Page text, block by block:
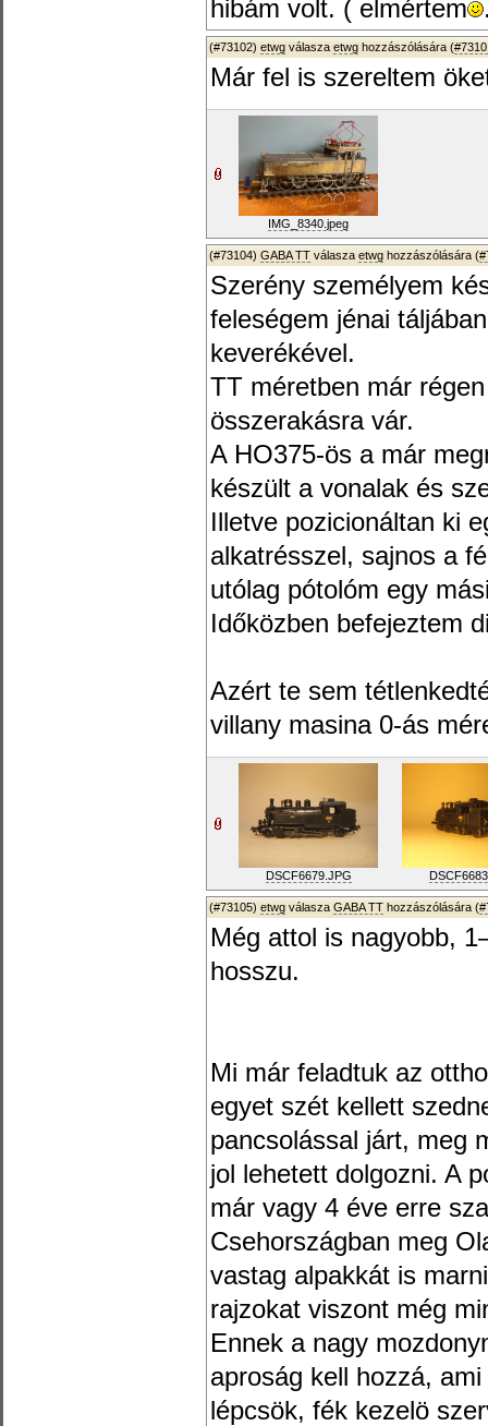
hibám volt. ( elmértem
(#73102) etwg válasza etwg hozzászólására (
Már fel is szereltem
IMG_8340.jpeg
(#73104) GABA TT válasza etwg hozzászólására (
Szerény személyem
feleségem jénai
keverékével.
TT méretben már
összerakásra vár.
A HO375-ös a már
készült a vonalak és
Illetve pozicionáltan ki
alkatrésszel, sajnos a
utólag pótolóm egy
Időközben befejeztem
Azért te sem
villany masina 0-ás
DSCF6679.JPG
(#73105) etwg válasza GABA TT hozzászólására (
Még attol is nagyobb,
hosszu.
Mi már feladtuk az
egyet szét kellett
pancsolással járt, meg
jol lehetett dolgozni. A
már vagy 4 éve erre
Csehországban meg
vastag alpakkát is
rajzokat viszont még
Ennek a nagy
aproság kell hozzá,
lépcsök, fék kezelö